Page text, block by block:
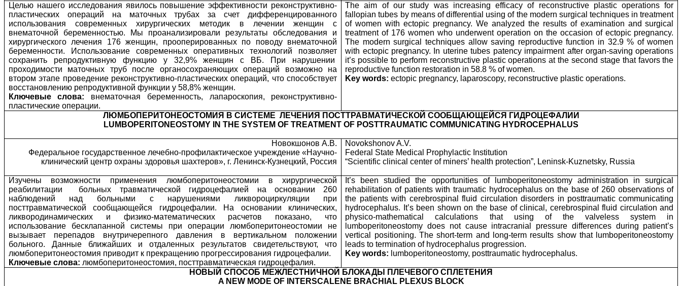
Целью нашего исследования явилось повышение эффективности реконструктивно-
пластических операций на маточных трубах за счет дифференцированного
использования современных хирургических методик в лечении женщин с
внематочной беременностью. Мы проанализировали результаты обследования и
хирургического лечения 176 женщин, прооперированных по поводу внематочной
беременности. Использование современных оперативных технологий позволяет
сохранить репродуктивную функцию у 32,9% женщин с ВБ. При нарушении
проходимости маточных труб после органосохраняющих операций возможно на
втором этапе проведение реконструктивно-пластических операций, что способствует
восстановлению репродуктивной функции у 58,8% женщин.
Ключевые слова: внематочная беременность, лапароскопия, реконструктивно-
пластические операции.
The aim of our study was increasing efficacy of reconstructive plastic operations for
fallopian tubes by means of differential using of the modern surgical techniques in treatment
of women with ectopic pregnancy. We analyzed the results of examination and surgical
treatment of 176 women who underwent operation on the occasion of ectopic pregnancy.
The modern surgical techniques allow saving reproductive function in 32.9 % of women
with ectopic pregnancy. In uterine tubes patency impairment after organ-saving operations
it’s possible to perform reconstructive plastic operations at the second stage that favors the
reproductive function restoration in 58.8 % of women.
Key words: ectopic pregnancy, laparoscopy, reconstructive plastic operations.
ЛЮМБОПЕРИТОНЕОСТОМИЯ В СИСТЕМЕ ЛЕЧЕНИЯ ПОСТТРАВМАТИЧЕСКОЙ СООБЩАЮЩЕЙСЯ ГИДРОЦЕФАЛИИ
LUMBOPERITONEOSTOMY IN THE SYSTEM OF TREATMENT OF POSTTRAUMATIC COMMUNICATING HYDROCEPHALUS
Новокшонов А.В.
Федеральное государственное лечебно-профилактическое учреждение «Научно-
клинический центр охраны здоровья шахтеров», г. Ленинск-Кузнецкий, Россия
Novokshonov A.V.
Federal State Medical Prophylactic Institution
“Scientific clinical center of miners’ health protection”, Leninsk-Kuznetsky, Russia
Изучены возможности применения люмбоперитонеостомии в хирургической
реабилитации
больных травматической гидроцефалией на основании 260
наблюдений над больными с нарушениями ликвороциркуляции при
посттравматической сообщающейся гидроцефалии. На основании клинических,
ликвородинамических и физико-математических расчетов показано, что
использование бесклапанной системы при операции люмбоперитонеостомии не
вызывает перепадов внутричерепного давления в вертикальном положении
больного. Данные ближайших и отдаленных результатов свидетельствуют, что
люмбоперитонеостомия приводит к прекращению прогрессирования гидроцефалии.
Ключевые слова: люмбоперитонеостомия, посттравматическая гидроцефалия.
It’s been studied the opportunities of lumboperitoneostomy administration in surgical
rehabilitation of patients with traumatic hydrocephalus on the base of 260 observations of
the patients with cerebrospinal fluid circulation disorders in posttraumatic communicating
hydrocephalus. It’s been shown on the base of clinical, cerebrospinal fluid circulation and
physico-mathematical calculations that using of the valveless system in
lumboperitoneostomy does not cause intracranial pressure differences during patient’s
vertical positioning. The short-term and long-term results show that lumboperitoneostomy
leads to termination of hydrocephalus progression.
Key words: lumboperitoneostomy, posttraumatic hydrocephalus.
НОВЫЙ СПОСОБ МЕЖЛЕСТНИЧНОЙ БЛОКАДЫ ПЛЕЧЕВОГО СПЛЕТЕНИЯ
A NEW MODE OF INTERSCALENE BRACHIAL PLEXUS BLOCK